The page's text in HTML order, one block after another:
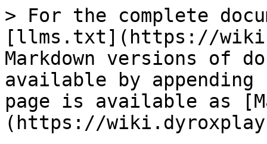
> For the complete
[llms.txt](https://
Markdown versions of
available by
page is available as
(https://